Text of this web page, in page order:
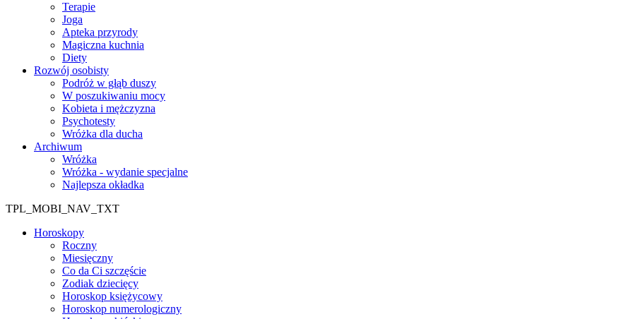
Terapie
Joga
Apteka przyrody
Magiczna kuchnia
Diety
Rozwój osobisty
Podróż w głąb duszy
W poszukiwaniu mocy
Kobieta i mężczyzna
Psychotesty
Wróżka dla ducha
Archiwum
Wróżka
Wróżka - wydanie specjalne
Najlepsza okładka
TPL_MOBI_NAV_TXT
Horoskopy
Roczny
Miesięczny
Co da Ci szczęście
Zodiak dziecięcy
Horoskop księżycowy
Horoskop numerologiczny